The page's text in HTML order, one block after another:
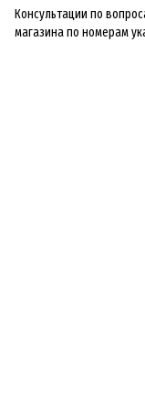
Консультации по
магазина по номерам